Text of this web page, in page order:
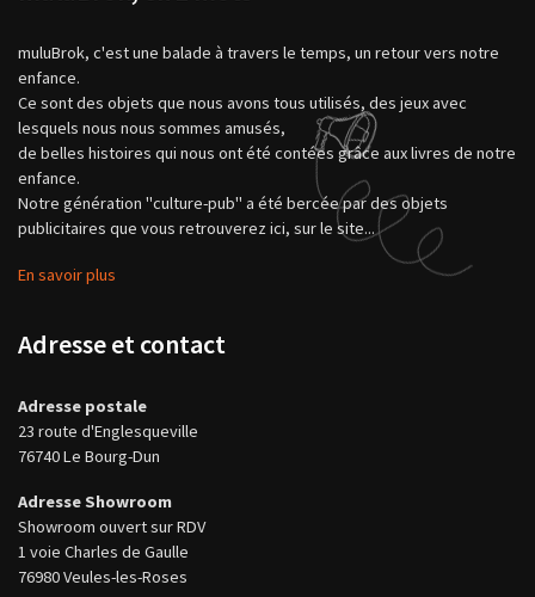
muluBrok, c'est une balade à travers le temps, un retour vers notre
enfance.
Ce sont des objets que nous avons tous utilisés, des jeux avec
lesquels nous nous sommes amusés,
de belles histoires qui nous ont été contées grâce aux livres de notre
enfance.
Notre génération "culture-pub" a été bercée par des objets
publicitaires que vous retrouverez ici, sur le site...
En savoir plus
Adresse et contact
Adresse postale
23 route d'Englesqueville
76740 Le Bourg-Dun
Adresse Showroom
Showroom ouvert sur RDV
1 voie Charles de Gaulle
76980 Veules-les-Roses